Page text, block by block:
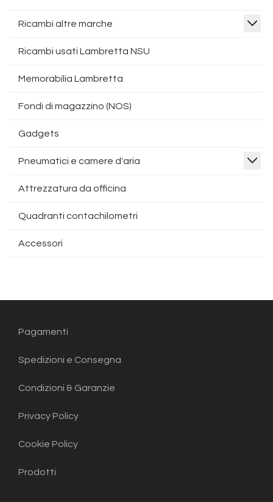
Ricambi altre marche
Ricambi usati Lambretta NSU
Memorabilia Lambretta
Fondi di magazzino (NOS)
Gadgets
Pneumatici e camere d'aria
Attrezzatura da officina
Quadranti contachilometri
Accessori
Pagamenti
Spedizioni e Consegna
Condizioni & Garanzie
Privacy Policy
Cookie Policy
Prodotti